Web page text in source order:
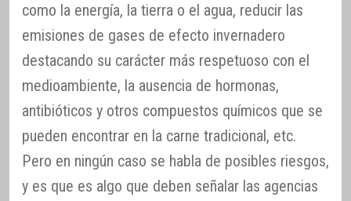
como la energía, la tierra o el agua, reducir las
emisiones de gases de efecto invernadero
destacando su carácter más respetuoso con el
medioambiente, la ausencia de hormonas,
antibióticos y otros compuestos químicos que se
pueden encontrar en la carne tradicional, etc.
Pero en ningún caso se habla de posibles riesgos,
y es que es algo que deben señalar las agencias